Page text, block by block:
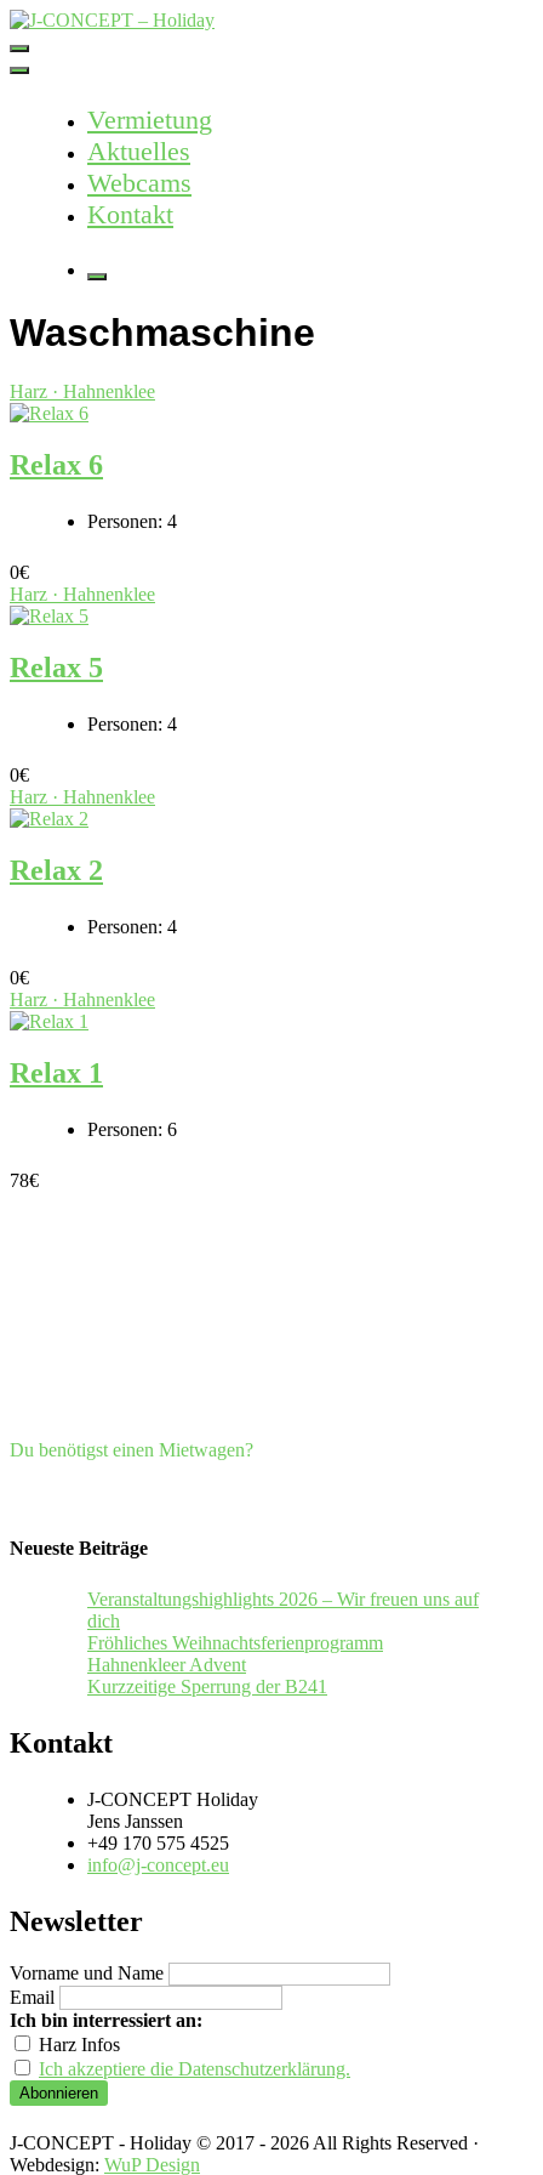
Skip
to
content
Vermietung
Aktuelles
Webcams
Kontakt
More
Waschmaschine
Harz · Hahnenklee
Relax 6
Personen: 4
0€
Harz · Hahnenklee
Relax 5
Personen: 4
0€
Harz · Hahnenklee
Relax 2
Personen: 4
0€
Harz · Hahnenklee
Relax 1
Personen: 6
78€
Du benötigst einen Mietwagen?
Neueste Beiträge
Veranstaltungshighlights 2026 – Wir freuen uns auf
dich
Fröhliches Weihnachtsferienprogramm
Hahnenkleer Advent
Kurzzeitige Sperrung der B241
Kontakt
J-CONCEPT Holiday
Jens Janssen
+49 170 575 4525
info@j-concept.eu
Newsletter
Vorname und Name
Email
Ich bin interressiert an:
Harz Infos
Ich akzeptiere die Datenschutzerklärung.
J-CONCEPT - Holiday © 2017 - 2026 All Rights Reserved ·
Webdesign: WuP Design